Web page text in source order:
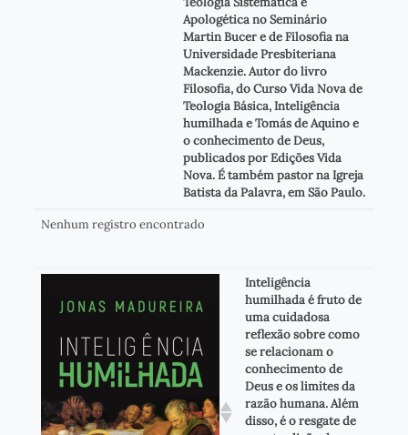
Apologética no Seminário
Martin Bucer e de Filosofia na
Universidade Presbiteriana
Mackenzie. Autor do livro
Filosofia, do Curso Vida Nova de
Teologia Básica, Inteligência
humilhada e Tomás de Aquino e
o conhecimento de Deus,
publicados por Edições Vida
Nova. É também pastor na Igreja
Batista da Palavra, em São Paulo.
Nenhum registro encontrado
Inteligência
humilhada é fruto de
uma cuidadosa
reflexão sobre como
se relacionam o
conhecimento de
Deus e os limites da
razão humana. Além
disso, é o resgate de